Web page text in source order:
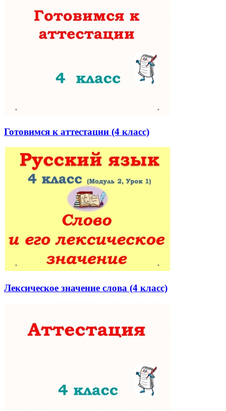
Готовимся к аттестации (4 класс)
Лексическое значение слова (4 класс)